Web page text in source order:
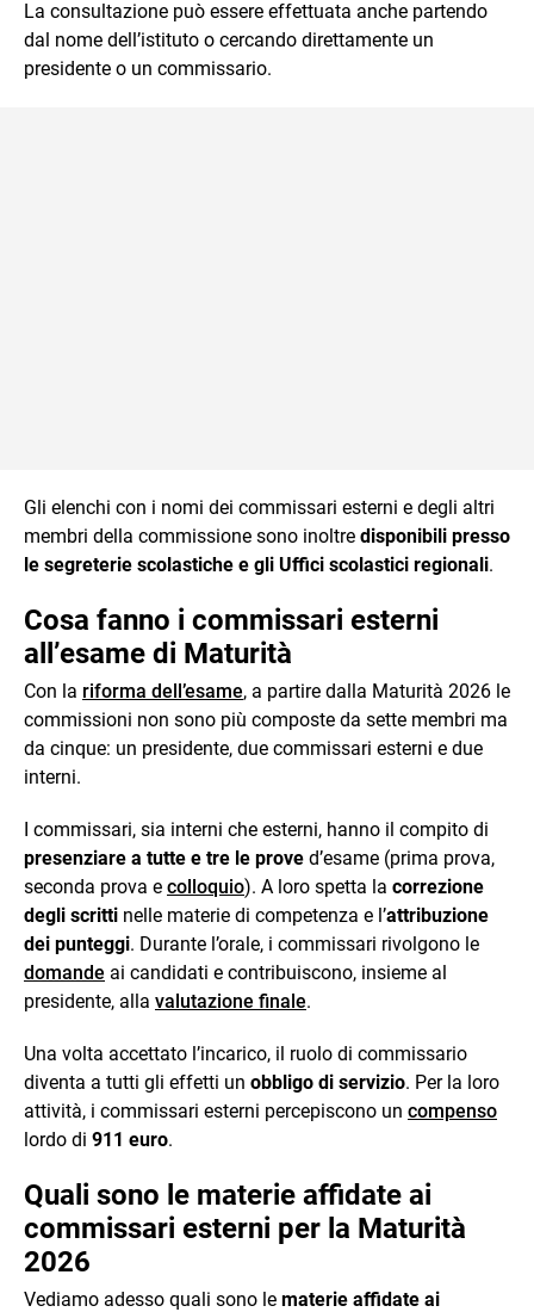
La consultazione può essere effettuata anche partendo
dal nome dell’istituto o cercando direttamente un
presidente o un commissario.
Gli elenchi con i nomi dei commissari esterni e degli altri
membri della commissione sono inoltre disponibili presso
le segreterie scolastiche e gli Uffici scolastici regionali.
Cosa fanno i commissari esterni
all’esame di Maturità
Con la riforma dell’esame, a partire dalla Maturità 2026 le
commissioni non sono più composte da sette membri ma
da cinque: un presidente, due commissari esterni e due
interni.
I commissari, sia interni che esterni, hanno il compito di
presenziare a tutte e tre le prove d’esame (prima prova,
seconda prova e colloquio). A loro spetta la correzione
degli scritti nelle materie di competenza e l’attribuzione
dei punteggi. Durante l’orale, i commissari rivolgono le
domande ai candidati e contribuiscono, insieme al
presidente, alla valutazione finale.
Una volta accettato l’incarico, il ruolo di commissario
diventa a tutti gli effetti un obbligo di servizio. Per la loro
attività, i commissari esterni percepiscono un compenso
lordo di 911 euro.
Quali sono le materie affidate ai
commissari esterni per la Maturità
2026
Vediamo adesso quali sono le materie affidate ai